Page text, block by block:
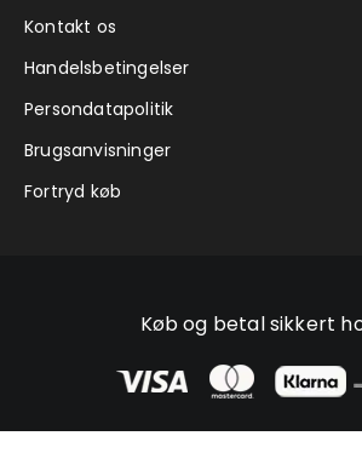
Kontakt os
Handelsbetingelser
Persondatapolitik
Brugsanvisninger
Fortryd køb
Køb og betal sikkert